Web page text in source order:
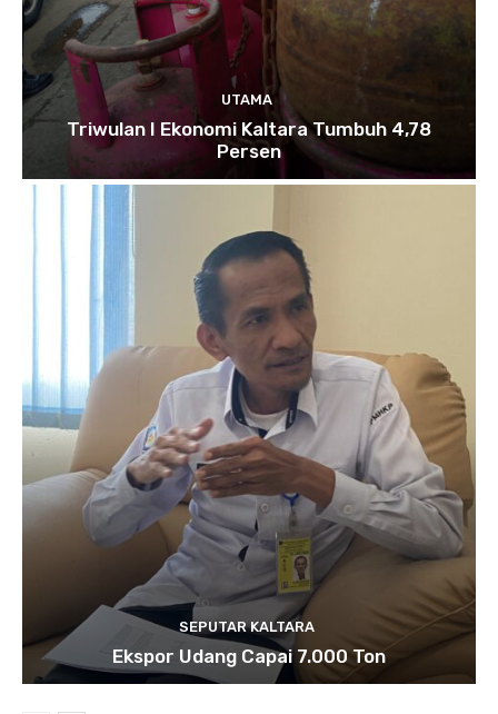
UTAMA
Triwulan I Ekonomi Kaltara Tumbuh 4,78
Persen
SEPUTAR KALTARA
Ekspor Udang Capai 7.000 Ton